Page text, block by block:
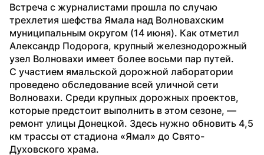
Встреча с журналистами прошла по случаю
трехлетия шефства Ямала над Волновахским
муниципальным округом (14 июня). Как отметил
Александр Подорога, крупный железнодорожный
узел Волновахи имеет более восьми пар путей.
С участием ямальской дорожной лаборатории
проведено обследование всей уличной сети
Волновахи. Среди крупных дорожных проектов,
которые предстоит выполнить в этом сезоне, —
ремонт улицы Донецкой. Здесь нужно обновить 4,5
км трассы от стадиона «Ямал» до Свято-
Духовского храма.